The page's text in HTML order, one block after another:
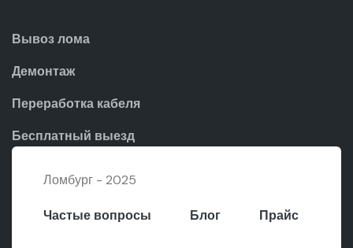
Вывоз лома
Демонтаж
Переработка кабеля
Бесплатный выезд
Ломбург - 2025
Частые вопросы Блог Прайс